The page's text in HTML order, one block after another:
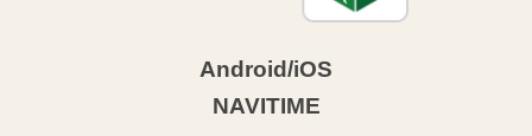
Android/iOS
NAVITIME